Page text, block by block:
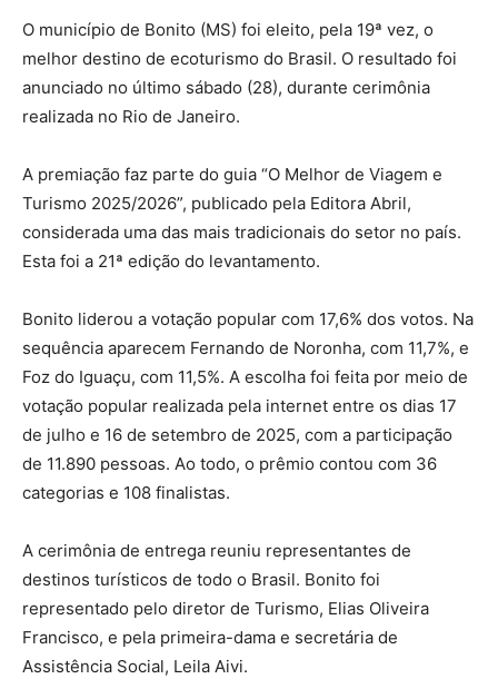
O município de Bonito (MS) foi eleito, pela 19ª vez, o
melhor destino de ecoturismo do Brasil. O resultado foi
anunciado no último sábado (28), durante cerimônia
realizada no Rio de Janeiro.
A premiação faz parte do guia “O Melhor de Viagem e
Turismo 2025/2026”, publicado pela Editora Abril,
considerada uma das mais tradicionais do setor no país.
Esta foi a 21ª edição do levantamento.
Bonito liderou a votação popular com 17,6% dos votos. Na
sequência aparecem Fernando de Noronha, com 11,7%, e
Foz do Iguaçu, com 11,5%. A escolha foi feita por meio de
votação popular realizada pela internet entre os dias 17
de julho e 16 de setembro de 2025, com a participação
de 11.890 pessoas. Ao todo, o prêmio contou com 36
categorias e 108 finalistas.
A cerimônia de entrega reuniu representantes de
destinos turísticos de todo o Brasil. Bonito foi
representado pelo diretor de Turismo, Elias Oliveira
Francisco, e pela primeira-dama e secretária de
Assistência Social, Leila Aivi.